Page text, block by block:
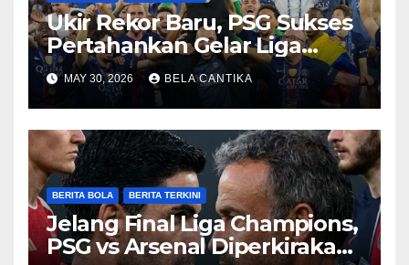
Ukir Rekor Baru, PSG Sukses
Pertahankan Gelar Liga
Champions
MAY 30, 2026 BELA CANTIKA
BERITA BOLA BERITA TERKINI
Jelang Final Liga Champions,
PSG vs Arsenal Diperkirakan